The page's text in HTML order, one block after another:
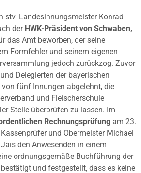
stv. Landesinnungsmeister Konrad
der HWK-Präsident von Schwaben,
das Amt beworben, der seine
Formfehler und seinem eigenen
jedoch zurückzog. Zuvor
Delegierten der bayerischen
fünf Innungen abgelehnt, die
und Fleischerschule
Stelle überprüfen zu lassen. Im
Rechnungsprüfung am 23.
und Obermeister Michael
den Anwesenden in einem
ordnungsgemäße Buchführung der
und festgestellt, dass es keine